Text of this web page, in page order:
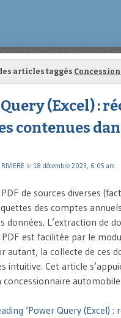
articles taggés
(Excel) :
contenues
le 18 décembre 2023, 6:05 am
de sources diverses
des comptes
données. L’extraction de
est facilitée par le
autant, la collecte de ces
intuitive. Cet article
concessionnaire
‘Power Query (Excel) :